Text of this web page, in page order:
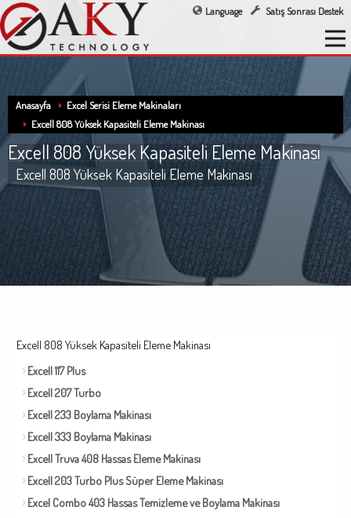
Language Satış Sonrası Destek
Anasayfa
Excel Serisi Eleme Makinaları
Excell 808 Yüksek Kapasiteli Eleme Makinası
Excell 808 Yüksek Kapasiteli Eleme Makinası
Excell 808 Yüksek Kapasiteli Eleme Makinası
Excell 808 Yüksek Kapasiteli Eleme Makinası
Excell 117 Plus
Excell 207 Turbo
Excell 233 Boylama Makinası
Excell 333 Boylama Makinası
Excell Truva 408 Hassas Eleme Makinası
Excell 203 Turbo Plus Süper Eleme Makinası
Excel Combo 403 Hassas Temizleme ve Boylama Makinası